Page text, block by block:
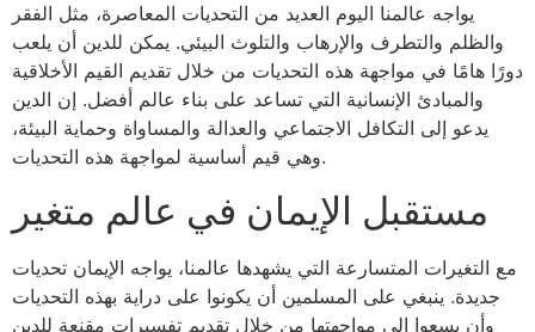
يواجه عالمنا اليوم العديد من التحديات المعاصرة، مثل الفقر
والظلم والتطرف والإرهاب والتلوث البيئي. يمكن للدين أن يلعب
دورًا هامًا في مواجهة هذه التحديات من خلال تقديم القيم الأخلاقية
والمبادئ الإنسانية التي تساعد على بناء عالم أفضل. إن الدين
يدعو إلى التكافل الاجتماعي والعدالة والمساواة وحماية البيئة،
وهي قيم أساسية لمواجهة هذه التحديات.
مستقبل الإيمان في عالم متغير
مع التغيرات المتسارعة التي يشهدها عالمنا، يواجه الإيمان تحديات
جديدة. ينبغي على المسلمين أن يكونوا على دراية بهذه التحديات
وأن يسعوا إلى مواجهتها من خلال تقديم تفسيرات مقنعة للدين